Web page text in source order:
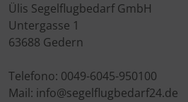
Ülis Segelflugbedarf GmbH
Untergasse 1
63688 Gedern
Telefono: 0049-6045-950100
Mail: info@segelflugbedarf24.de